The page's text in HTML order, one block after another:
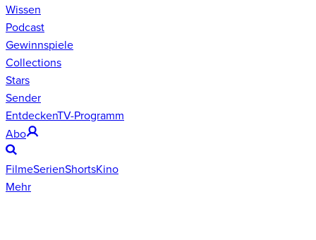
Wissen
Podcast
Gewinnspiele
Collections
Stars
Sender
EntdeckenTV-Programm
Abo
FilmeSerienShortsKino
Mehr